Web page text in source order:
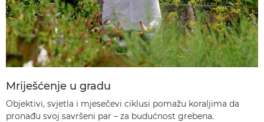
Mriješćenje u gradu
Objektivi, svjetla i mjesečevi ciklusi pomažu koraljima da
pronađu svoj savršeni par – za budućnost grebena.